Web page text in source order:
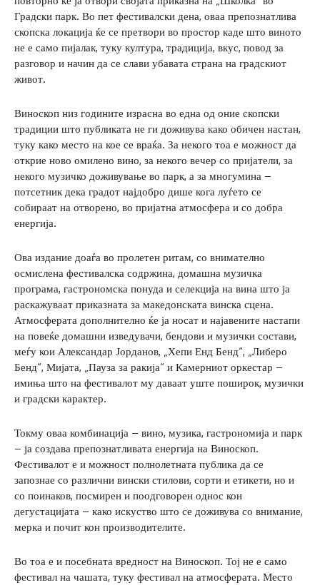
Градски парк. Во пет фестивалски дена, оваа препознатлива
скопска локација ќе се претвори во простор каде што виното
не е само пијалак, туку култура, традиција, вкус, повод за
разговор и начин да се слави убавата страна на градскиот
живот.
Виноскоп низ годините израсна во една од оние скопски
традиции што публиката не ги доживува како обичен настан,
туку како место на кое се враќа. За некого тоа е можност да
открие ново омилено вино, за некого вечер со пријатели, за
некого музичко доживување во парк, а за многумина –
потсетник дека градот најдобро дише кога луѓето се
собираат на отворено, во пријатна атмосфера и со добра
енергија.
Ова издание доаѓа во пролетен ритам, со внимателно
осмислена фестивалска содржина, домашна музичка
програма, гастрономска понуда и селекција на вина што ја
раскажуваат приказната за македонската винска сцена.
Атмосферата дополнително ќе ја носат и најавените настапи
на повеќе домашни изведувачи, бендови и музички состави,
меѓу кои Александар Јорданов, „Хепи Енд Бенд“, „Либеро
Бенд“, Мијата, „Пауза за ракија“ и Камерниот оркестар –
имиња што на фестивалот му даваат уште поширок, музички
и градски карактер.
Токму оваа комбинација – вино, музика, гастрономија и парк
– ја создава препознатливата енергија на Виноскоп.
Фестивалот е и можност полнолетната публика да се
запознае со различни вински стилови, сорти и етикети, но и
со поинаков, посмирен и поодговорен однос кон
дегустацијата – како искуство што се доживува со внимание,
мерка и почит кон производителите.
Во тоа е и посебната вредност на Виноскоп. Тој не е само
фестивал на чашата, туку фестивал на атмосферата. Место